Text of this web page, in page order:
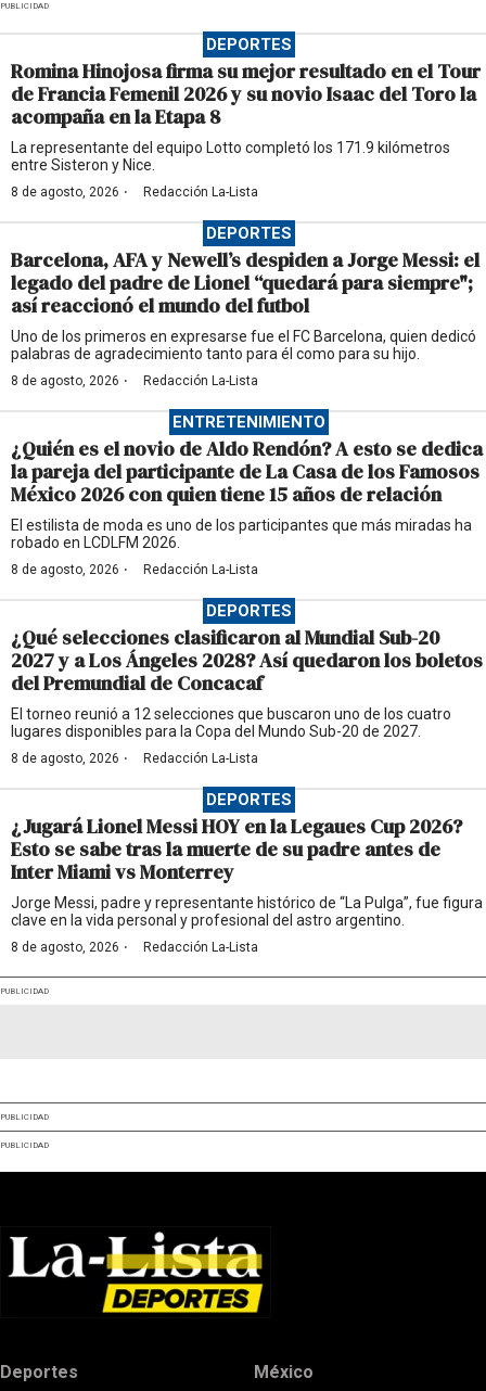
PUBLICIDAD
DEPORTES
Romina Hinojosa firma su mejor resultado en el Tour
de Francia Femenil 2026 y su novio Isaac del Toro la
acompaña en la Etapa 8
La representante del equipo Lotto completó los 171.9 kilómetros
entre Sisteron y Nice.
8 de agosto, 2026 · Redacción La-Lista
DEPORTES
Barcelona, AFA y Newell’s despiden a Jorge Messi: el
legado del padre de Lionel “quedará para siempre";
así reaccionó el mundo del futbol
Uno de los primeros en expresarse fue el FC Barcelona, quien dedicó
palabras de agradecimiento tanto para él como para su hijo.
8 de agosto, 2026 · Redacción La-Lista
ENTRETENIMIENTO
¿Quién es el novio de Aldo Rendón? A esto se dedica
la pareja del participante de La Casa de los Famosos
México 2026 con quien tiene 15 años de relación
El estilista de moda es uno de los participantes que más miradas ha
robado en LCDLFM 2026.
8 de agosto, 2026 · Redacción La-Lista
DEPORTES
¿Qué selecciones clasificaron al Mundial Sub-20
2027 y a Los Ángeles 2028? Así quedaron los boletos
del Premundial de Concacaf
El torneo reunió a 12 selecciones que buscaron uno de los cuatro
lugares disponibles para la Copa del Mundo Sub-20 de 2027.
8 de agosto, 2026 · Redacción La-Lista
DEPORTES
¿Jugará Lionel Messi HOY en la Legaues Cup 2026?
Esto se sabe tras la muerte de su padre antes de
Inter Miami vs Monterrey
Jorge Messi, padre y representante histórico de “La Pulga”, fue figura
clave en la vida personal y profesional del astro argentino.
8 de agosto, 2026 · Redacción La-Lista
PUBLICIDAD
PUBLICIDAD
PUBLICIDAD
Deportes México